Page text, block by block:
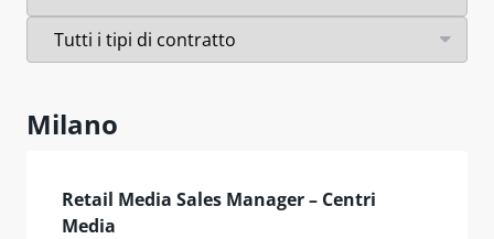
Milano
Retail Media Sales Manager – Centri
Media